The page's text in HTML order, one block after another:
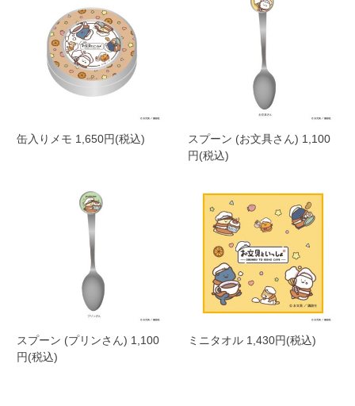
缶入りメモ 1,650円(税込)
スプーン (お文具さん) 1,100
円(税込)
スプーン (プリンさん) 1,100
円(税込)
ミニタオル 1,430円(税込)